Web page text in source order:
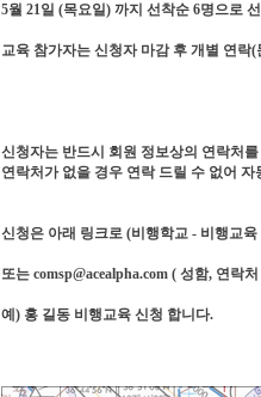
5월 21일 (목요일) 까지 선착순 6명으로
교육 참가자는 신청자 마감 후 개별 연락
신청자는 반드시 회원 정보상의 연락처
연락처가 없을 경우 연락 드릴 수 없어 자
신청은 아래 링크로 (비행학교 - 비행교
또는 comsp@acealpha.com ( 성함, 연락
예) 홍 길동 비행교육 신청 합니다.